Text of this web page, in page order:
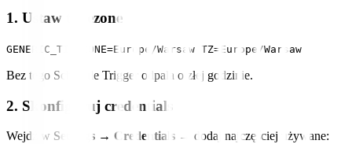
1. Ustaw timezone
GENERIC_TIMEZONE=Europe/Warsaw TZ=Europe/Warsaw
Bez tego Schedule Trigger odpala o złej godzinie.
2. Skonfiguruj credentials
Wejdź w Settings → Credentials → dodaj najczęściej używane: